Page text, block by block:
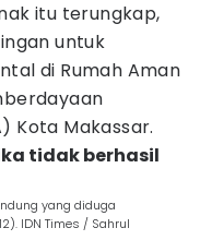
itu terungkap,
untuk
di Rumah Aman
Kota Makassar.
tidak berhasil
yang diduga
IDN Times / Sahrul